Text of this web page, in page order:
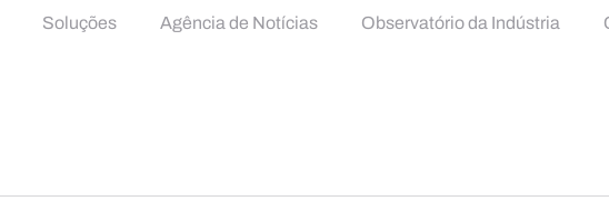
Soluções Agência de Notícias Observatório da Indústria